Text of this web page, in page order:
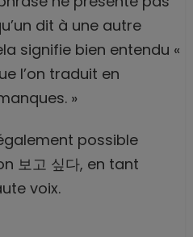
dit à une autre
signifie bien entendu «
l’on traduit en
»
possible
보고 싶다, en tant
voix.